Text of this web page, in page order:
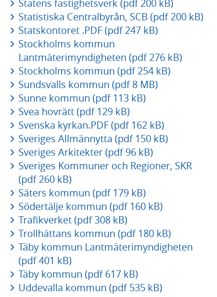
Statens fastighetsverk (pdf 200 kB)
Statistiska Centralbyrån, SCB (pdf 200 kB)
Statskontoret .PDF (pdf 247 kB)
Stockholms kommun
Lantmäterimyndigheten (pdf 276 kB)
Stockholms kommun (pdf 254 kB)
Sundsvalls kommun (pdf 8 MB)
Sunne kommun (pdf 113 kB)
Svea hovrätt (pdf 129 kB)
Svenska kyrkan.PDF (pdf 162 kB)
Sveriges Allmännytta (pdf 150 kB)
Sveriges Arkitekter (pdf 96 kB)
Sveriges Kommuner och Regioner, SKR
(pdf 260 kB)
Säters kommun (pdf 179 kB)
Södertälje kommun (pdf 160 kB)
Trafikverket (pdf 308 kB)
Trollhättans kommun (pdf 180 kB)
Täby kommun Lantmäterimyndigheten
(pdf 401 kB)
Täby kommun (pdf 617 kB)
Uddevalla kommun (pdf 535 kB)